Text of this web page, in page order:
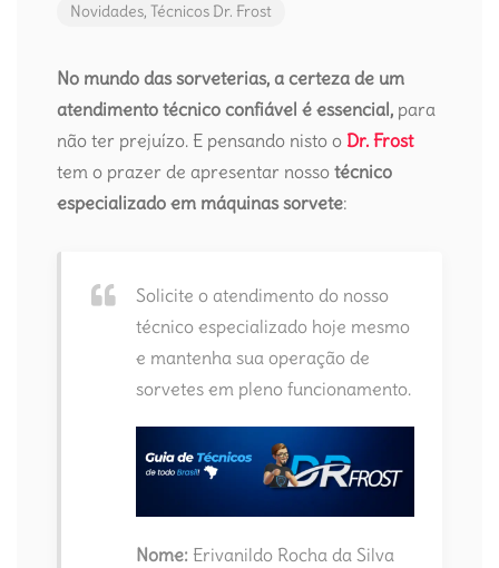
Novidades, Técnicos Dr. Frost
No mundo das sorveterias, a certeza de um
atendimento técnico confiável é essencial, para
não ter prejuízo. E pensando nisto o Dr. Frost
tem o prazer de apresentar nosso técnico
especializado em máquinas sorvete:
Solicite o atendimento do nosso
técnico especializado hoje mesmo
e mantenha sua operação de
sorvetes em pleno funcionamento.
Nome: Erivanildo Rocha da Silva